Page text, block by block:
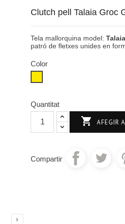

Clutch pell Talaia Groc
Tela mallorquina model:
patró de fletxes unides en
Color
Quantitat
 AFEGIR
Compartir